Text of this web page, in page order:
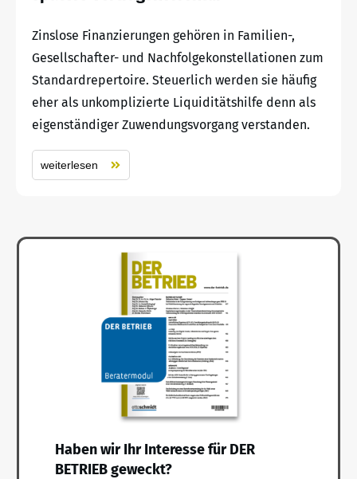
Zinslose Finanzierungen gehören in Familien-,
Gesellschafter- und Nachfolgekonstellationen zum
Standardrepertoire. Steuerlich werden sie häufig
eher als unkomplizierte Liquiditätshilfe denn als
eigenständiger Zuwendungsvorgang verstanden.
weiterlesen
Haben wir Ihr Interesse für DER
BETRIEB geweckt?